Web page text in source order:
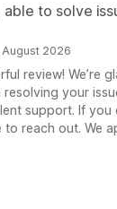
to solve
August 2026
review! We’re
your
support. If you
to reach out. We